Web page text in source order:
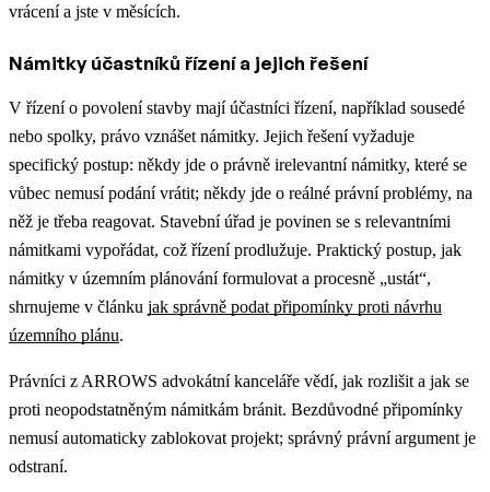
vrácení a jste v měsících.
Námitky účastníků řízení a jejich řešení
V řízení o povolení stavby mají účastníci řízení, například sousedé
nebo spolky, právo vznášet námitky. Jejich řešení vyžaduje
specifický postup: někdy jde o právně irelevantní námitky, které se
vůbec nemusí podání vrátit; někdy jde o reálné právní problémy, na
něž je třeba reagovat. Stavební úřad je povinen se s relevantními
námitkami vypořádat, což řízení prodlužuje. Praktický postup, jak
námitky v územním plánování formulovat a procesně „ustát“,
shrnujeme v článku jak správně podat připomínky proti návrhu
územního plánu.
Právníci z ARROWS advokátní kanceláře vědí, jak rozlišit a jak se
proti neopodstatněným námitkám bránit. Bezdůvodné připomínky
nemusí automaticky zablokovat projekt; správný právní argument je
odstraní.